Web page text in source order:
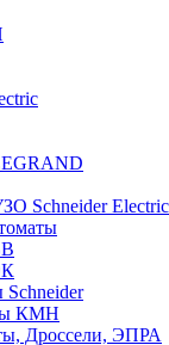
Schneider Electric
КМН
Дроссели, ЭПРА